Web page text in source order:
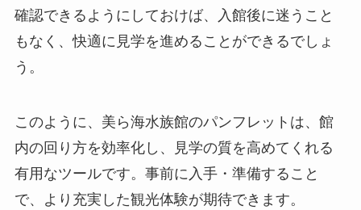
確認できるようにしておけば、入館後に迷うこと
もなく、快適に見学を進めることができるでしょ
う。
このように、美ら海水族館のパンフレットは、館
内の回り方を効率化し、見学の質を高めてくれる
有用なツールです。事前に入手・準備すること
で、より充実した観光体験が期待できます。